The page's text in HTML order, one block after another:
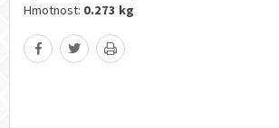
Hmotnost: 0.273 kg